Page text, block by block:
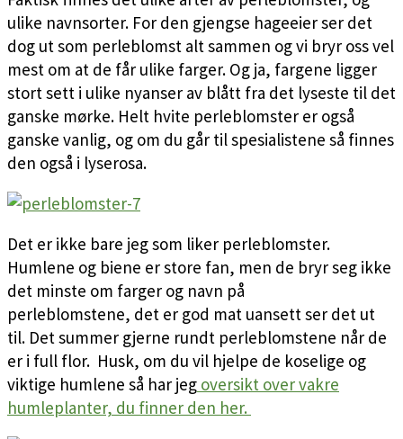
ulike navnsorter. For den gjengse hageeier ser det
dog ut som perleblomst alt sammen og vi bryr oss vel
mest om at de får ulike farger. Og ja, fargene ligger
stort sett i ulike nyanser av blått fra det lyseste til det
ganske mørke. Helt hvite perleblomster er også
ganske vanlig, og om du går til spesialistene så finnes
den også i lyserosa.
Det er ikke bare jeg som liker perleblomster.
Humlene og biene er store fan, men de bryr seg ikke
det minste om farger og navn på
perleblomstene, det er god mat uansett ser det ut
til. Det summer gjerne rundt perleblomstene når de
er i full flor. Husk, om du vil hjelpe de koselige og
viktige humlene så har jeg oversikt over vakre
humleplanter, du finner den her.